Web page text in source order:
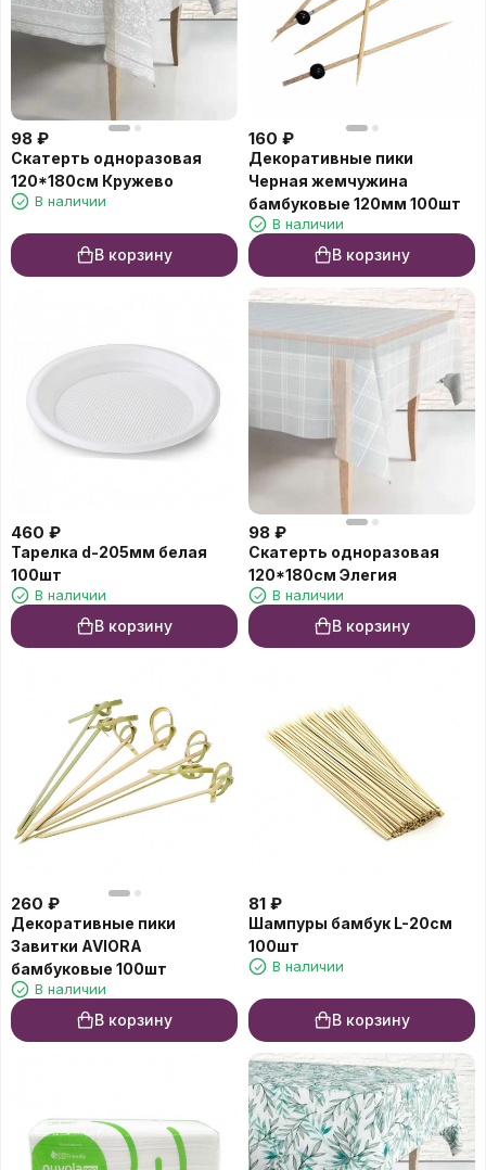
98 ₽
Скатерть одноразовая
120*180см Кружево
В наличии
В корзину
160 ₽
Декоративные пики
Черная жемчужина
бамбуковые 120мм 100шт
В наличии
В корзину
460 ₽
Тарелка d-205мм белая
100шт
В наличии
В корзину
98 ₽
Скатерть одноразовая
120*180см Элегия
В наличии
В корзину
260 ₽
Декоративные пики
Завитки AVIORA
бамбуковые 100шт
В наличии
В корзину
81 ₽
Шампуры бамбук L-20см
100шт
В наличии
В корзину